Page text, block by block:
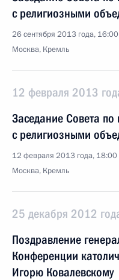
с религиозными
26 сентября 2013 года, 16:00
Москва, Кремль
12 февраля 2013
Заседание Совета
с религиозными
12 февраля 2013 года, 18:00
Москва, Кремль
25 декабря 2012
Поздравление
Конференции
Игорю Ковалевскому